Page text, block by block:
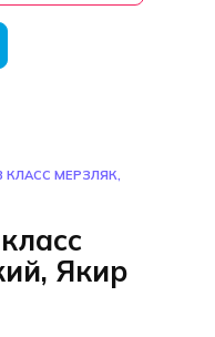
КЛАСС МЕРЗЛЯК,
Якир